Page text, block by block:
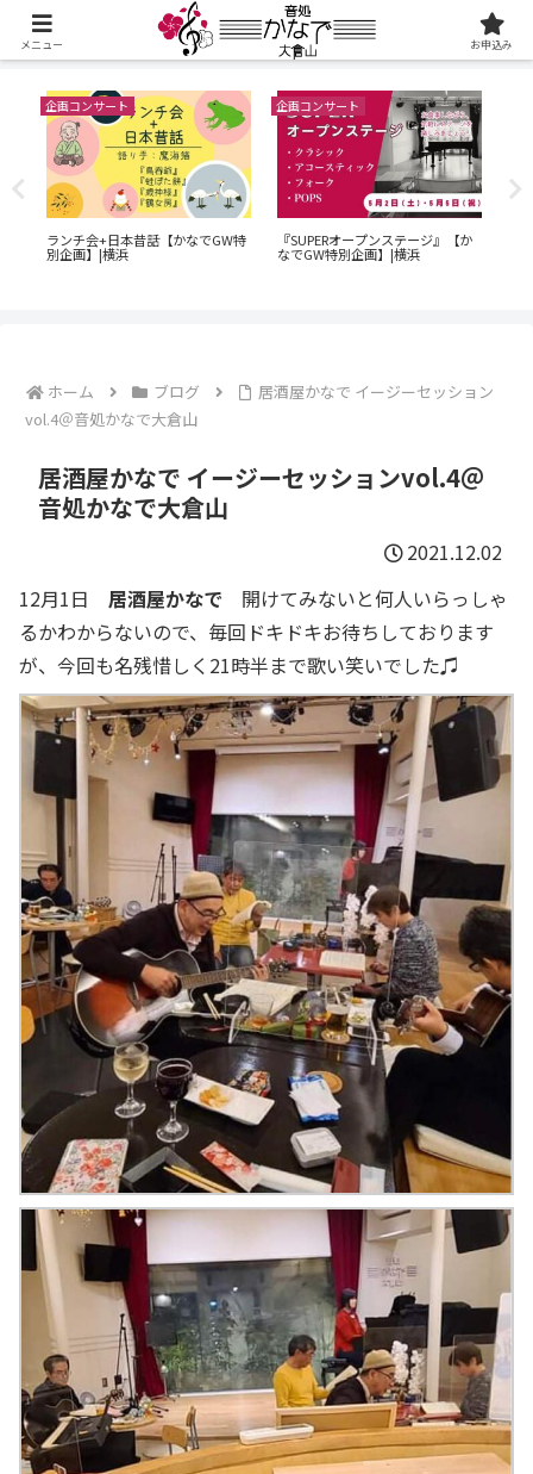
企画コンサート
ランチ会+日本昔話【かなでGW特
別企画】|横浜
企画コンサート
『SUPERオープンステージ』【か
なでGW特別企画】|横浜
ホーム ブログ
居酒屋かなで イージーセッション
vol.4＠音処かなで大倉山
居酒屋かなで イージーセッションvol.4＠
音処かなで大倉山
2021.12.02
12月1日 居酒屋かなで 開けてみないと何人いらっしゃ
るかわからないので、毎回ドキドキお待ちしております
が、今回も名残惜しく21時半まで歌い笑いでした♫
メニュー お申込み